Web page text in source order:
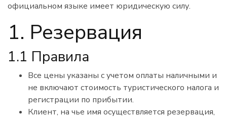
официальном языке имеет юридическую силу.
1. Резервация
1.1 Правила
Все цены указаны с учетом оплаты наличными и
не включают стоимость туристического налога и
регистрации по прибытии.
Клиент, на чье имя осуществляется резервация,